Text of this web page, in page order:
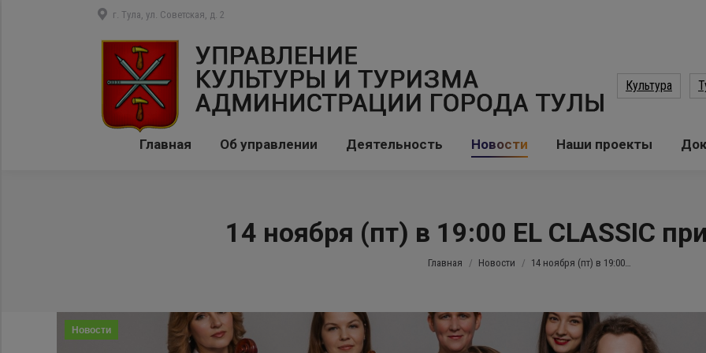
г. Тула, ул. Советская, д. 2
Культура
Главная Об управлении Деятельность Новости Наши проекты
14 ноября (пт) в 19:00 EL CLASSIC
Вы здесь:
Главная Новости 14 ноября (пт) в 19:00…
Новости